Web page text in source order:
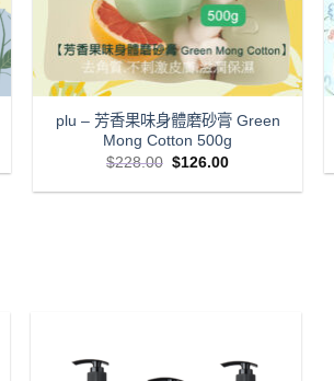
plu – 芳香果味身體磨砂膏 Green
Mong Cotton 500g
$228.00 Original
was:
$126.00Current
is: